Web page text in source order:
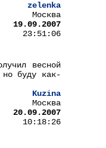
zelenka
Москва
19.09.2007
23:51:06
весной
но буду как-
Kuzina
Москва
20.09.2007
10:18:26